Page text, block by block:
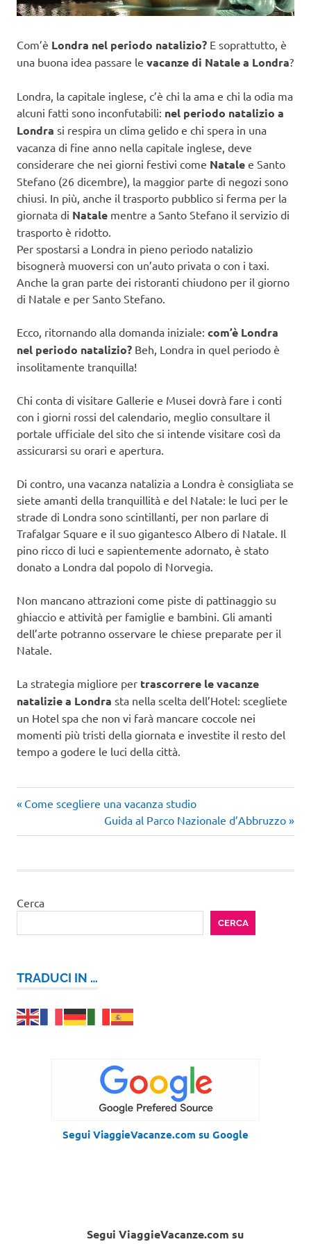
Com’è Londra nel periodo natalizio? E soprattutto, è
una buona idea passare le vacanze di Natale a Londra?
Londra, la capitale inglese, c’è chi la ama e chi la odia ma
alcuni fatti sono inconfutabili: nel periodo natalizio a
Londra si respira un clima gelido e chi spera in una
vacanza di fine anno nella capitale inglese, deve
considerare che nei giorni festivi come Natale e Santo
Stefano (26 dicembre), la maggior parte di negozi sono
chiusi. In più, anche il trasporto pubblico si ferma per la
giornata di Natale mentre a Santo Stefano il servizio di
trasporto è ridotto.
Per spostarsi a Londra in pieno periodo natalizio
bisognerà muoversi con un’auto privata o con i taxi.
Anche la gran parte dei ristoranti chiudono per il giorno
di Natale e per Santo Stefano.
Ecco, ritornando alla domanda iniziale: com’è Londra
nel periodo natalizio? Beh, Londra in quel periodo è
insolitamente tranquilla!
Chi conta di visitare Gallerie e Musei dovrà fare i conti
con i giorni rossi del calendario, meglio consultare il
portale ufficiale del sito che si intende visitare così da
assicurarsi su orari e apertura.
Di contro, una vacanza natalizia a Londra è consigliata se
siete amanti della tranquillità e del Natale: le luci per le
strade di Londra sono scintillanti, per non parlare di
Trafalgar Square e il suo gigantesco Albero di Natale. Il
pino ricco di luci e sapientemente adornato, è stato
donato a Londra dal popolo di Norvegia.
Non mancano attrazioni come piste di pattinaggio su
ghiaccio e attività per famiglie e bambini. Gli amanti
dell’arte potranno osservare le chiese preparate per il
Natale.
La strategia migliore per trascorrere le vacanze
natalizie a Londra sta nella scelta dell’Hotel: scegliete
un Hotel spa che non vi farà mancare coccole nei
momenti più tristi della giornata e investite il resto del
tempo a godere le luci della città.
Navigazione
articoli
Articolo
Come scegliere una vacanza studio
Articolo
successivo:
Guida al Parco Nazionale d’Abbruzzo
Cerca
CERCA
TRADUCI IN …
Segui ViaggieVacanze.com su Google
Segui ViaggieVacanze.com su